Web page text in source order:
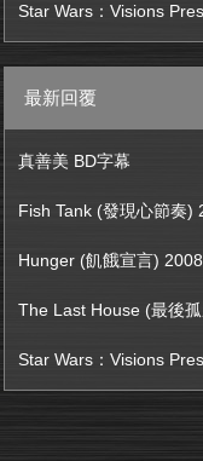
Star Wars：Visions
最新回覆
真善美 BD字幕
Fish Tank (發現心節奏)
Hunger (飢餓宣言)
The Last House (最後
Star Wars：Visions